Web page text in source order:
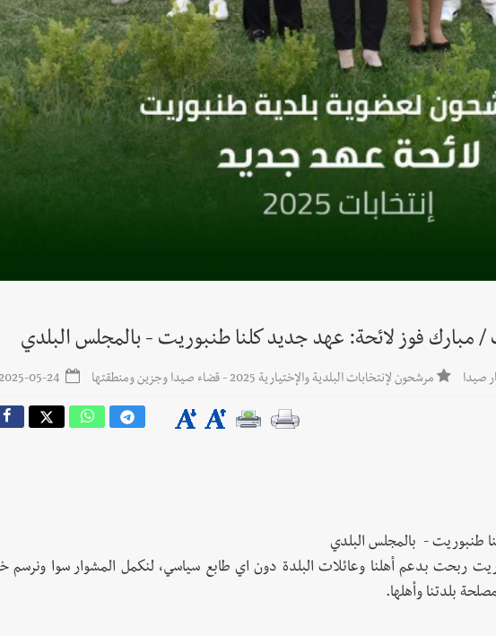
/ مبارك فوز لائحة: عهد جديد كلنا طنبوريت - بالمجلس البلدي
صيدا مرشحون لإنتخابات البلدية والإختيارية 2025 - قضاء صيدا وجزين ومنطقتها
طنبوريت - بالمجلس البلدي
ربحت بدعم أهلنا وعائلات البلدة دون اي طابع سياسي، لنكمل المشوار سوا ونرسم
بلدتنا وأهلها.